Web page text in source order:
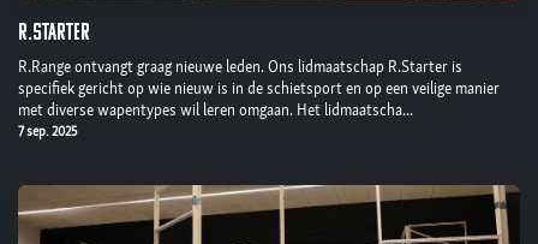
R.Starter
R.Range ontvangt graag nieuwe leden. Ons lidmaatschap R.Starter is
specifiek gericht op wie nieuw is in de schietsport en op een veilige manier
met diverse wapentypes wil leren omgaan. Het lidmaatscha...
7 sep. 2025